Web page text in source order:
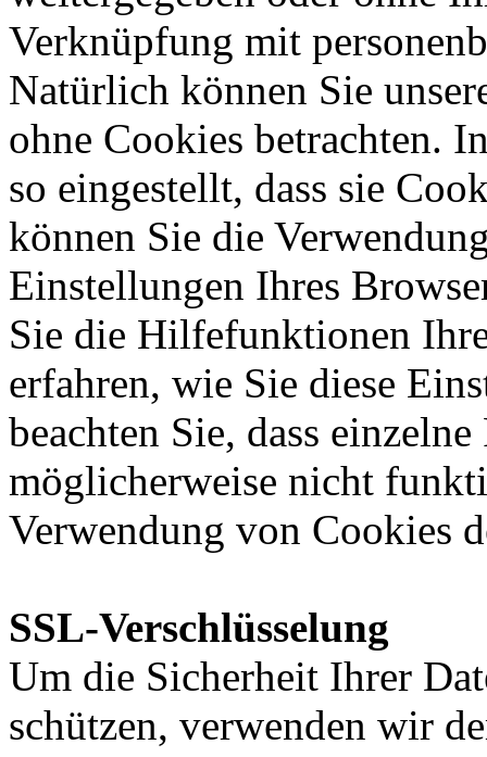
Verknüpfung mit
Natürlich können Sie
ohne Cookies betrachten.
so eingestellt, dass sie
können Sie die
Einstellungen Ihres
Sie die Hilfefunktionen
erfahren, wie Sie diese
beachten Sie, dass
möglicherweise nicht
Verwendung von Cookies
SSL-Verschlüsselung
Um die Sicherheit Ihrer
schützen, verwenden wir